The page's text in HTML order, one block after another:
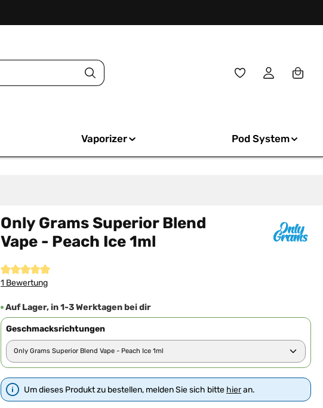
Du hast 0
Vaporizer Pod System
Only Grams Superior Blend
Vape - Peach Ice 1ml
Durchschnittliche Bewertung von 5 von 5 Sternen
1 Bewertung
Auf Lager, in 1-3 Werktagen bei dir
Geschmacksrichtungen
Um dieses Produkt zu bestellen, melden Sie sich bitte hieran.